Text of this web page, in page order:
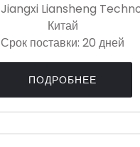
Jiangxi Liansheng
Китай
Срок поставки: 20 дней
ПОДРОБНЕЕ